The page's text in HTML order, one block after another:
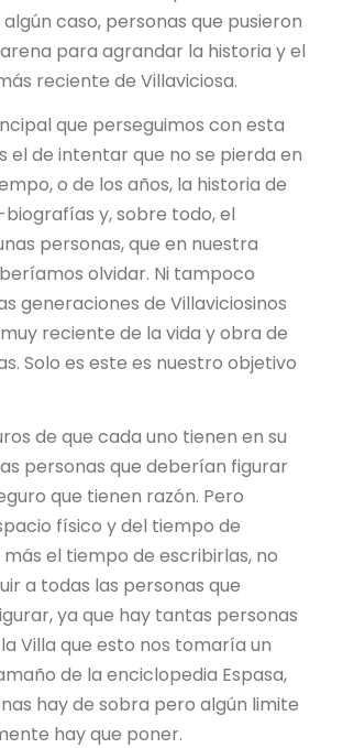
algún caso, personas que pusieron
para agrandar la historia y el
reciente de Villaviciosa.
que perseguimos con esta
el de intentar que no se pierda en
o de los años, la historia de
y, sobre todo, el
personas, que en nuestra
olvidar. Ni tampoco
generaciones de Villaviciosinos
reciente de la vida y obra de
Solo es este es nuestro objetivo
de que cada uno tienen en su
personas que deberían figurar
que tienen razón. Pero
físico y del tiempo de
el tiempo de escribirlas, no
a todas las personas que
ya que hay tantas personas
Villa que esto nos tomaría un
de la enciclopedia Espasa,
hay de sobra pero algún limite
hay que poner.